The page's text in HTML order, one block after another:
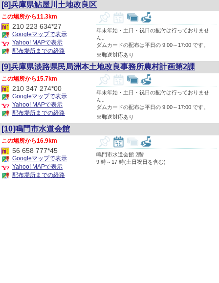
[8]兵庫県鮎屋川土地改良区
年末年始・土日・祝日の配付は行っておりませ
ん。
ダムカードの配布は平日の 9:00～17:00 です。
※郵送対応あり
11.3km
210 223 634*27
Googleマップで表示
Yahoo! MAPで表示
配布場所までの経路
[9]兵庫県淡路県民局洲本土地改良事務所農村計画第2課
年末年始・土日・祝日の配付は行っておりませ
ん。
ダムカードの配布は平日の 9:00～17:00 です。
※郵送対応あり
15.7km
210 347 274*00
Googleマップで表示
Yahoo! MAPで表示
配布場所までの経路
[10]鳴門市水道会館
鳴門市水道会館 2階
9 時～17 時(土日祝日を含む)
16.9km
56 658 777*45
Googleマップで表示
Yahoo! MAPで表示
配布場所までの経路